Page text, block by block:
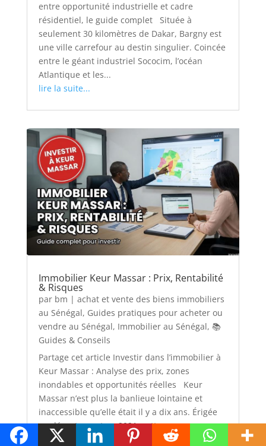
entre opportunité industrielle et cadre
résidentiel, le guide complet Située à
seulement 30 kilomètres de Dakar, Bargny est
une ville carrefour au destin singulier. Coincée
entre le géant industriel Sococim, l’océan
Atlantique et les...
lire la suite...
Immobilier Keur Massar : Prix, Rentabilité
& Risques
par bm | achat et vente des biens immobiliers
au Sénégal, Guides pratiques pour acheter ou
vendre au Sénégal, Immobilier au Sénégal, 📚
Guides & Conseils
Partage cet article Investir dans l’immobilier à
Keur Massar : Analyse des prix, zones
inondables et opportunités réelles Keur
Massar n’est plus la banlieue lointaine et
inaccessible qu’elle était il y a dix ans. Érigée
en département en 2021, cette zone
stratégique située...